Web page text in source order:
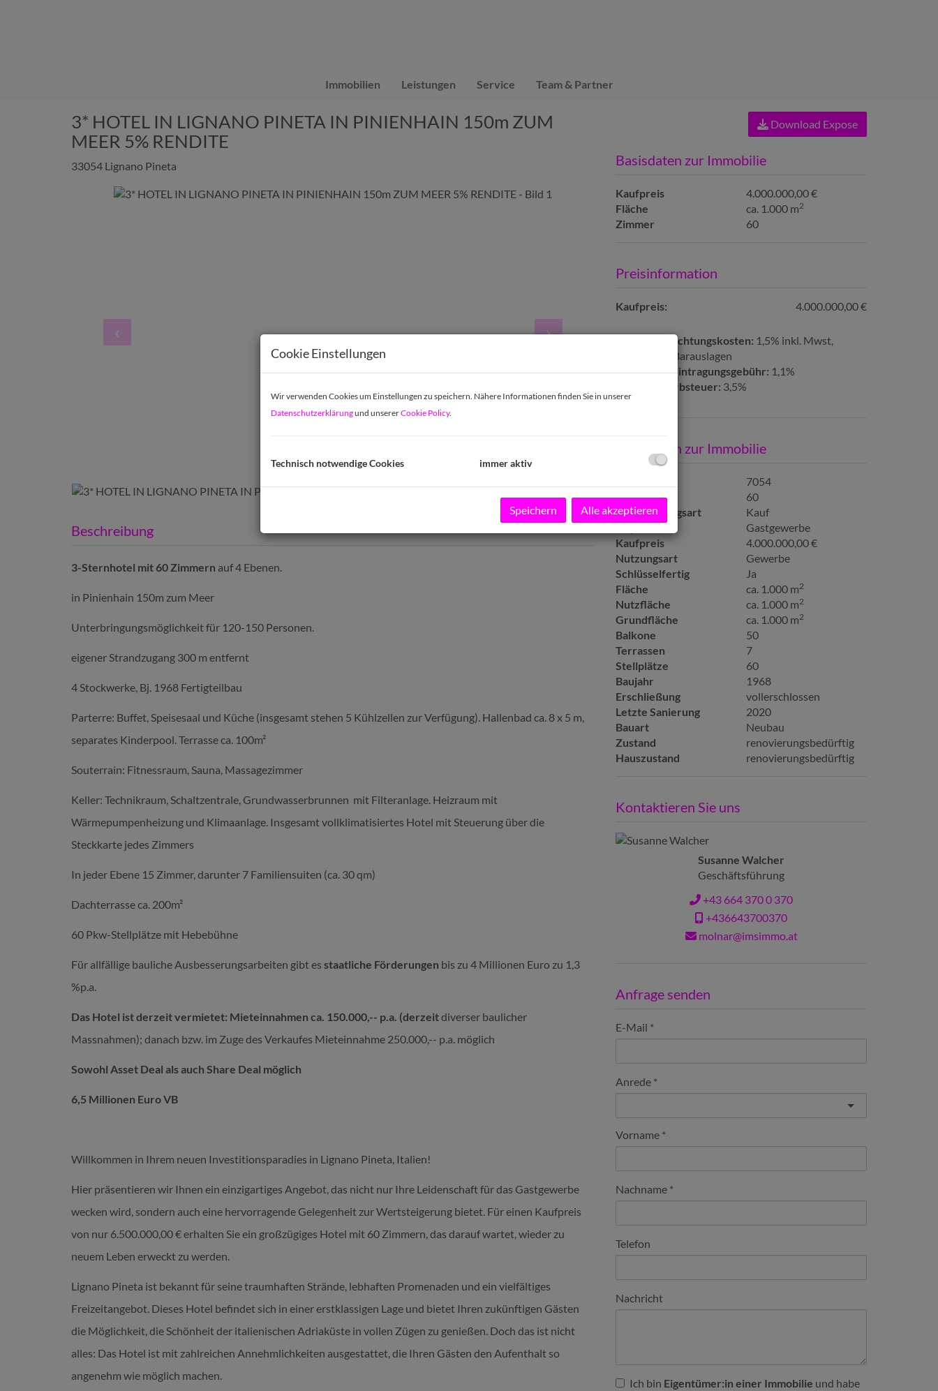
Immobilien Leistungen Service Team & Partner
3* HOTEL IN LIGNANO PINETA IN PINIENHAIN 150m ZUM
MEER 5% RENDITE
33054 Lignano Pineta
Beschreibung
3-Sternhotel mit 60 Zimmern auf 4 Ebenen.
in Pinienhain 150m zum Meer
Unterbringungsmöglichkeit für 120-150 Personen.
eigener Strandzugang 300 m entfernt
4 Stockwerke, Bj. 1968 Fertigteilbau
Parterre: Buffet, Speisesaal und Küche (insgesamt stehen 5 Kühlzellen zur Verfügung). Hallenbad ca. 8 x 5 m,
separates Kinderpool. Terrasse ca. 100m²
Souterrain: Fitnessraum, Sauna, Massagezimmer
Keller: Technikraum, Schaltzentrale, Grundwasserbrunnen mit Filteranlage. Heizraum mit
Wärmepumpenheizung und Klimaanlage. Insgesamt vollklimatisiertes Hotel mit Steuerung über die
Steckkarte jedes Zimmers
In jeder Ebene 15 Zimmer, darunter 7 Familiensuiten (ca. 30 qm)
Dachterrasse ca. 200m²
60 Pkw-Stellplätze mit Hebebühne
Für allfällige bauliche Ausbesserungsarbeiten gibt es staatliche Förderungen bis zu 4 Millionen Euro zu 1,3
%p.a.
Das Hotel ist derzeit vermietet: Mieteinnahmen ca. 150.000,-- p.a. (derzeitdiverser baulicher
Massnahmen); danach bzw. im Zuge des Verkaufes Mieteinnahme 250.000,-- p.a. möglich
Sowohl Asset Deal als auch Share Deal möglich
6,5 Millionen Euro VB
Willkommen in Ihrem neuen Investitionsparadies in Lignano Pineta, Italien!
Hier präsentieren wir Ihnen ein einzigartiges Angebot, das nicht nur Ihre Leidenschaft für das Gastgewerbe
wecken wird, sondern auch eine hervorragende Gelegenheit zur Wertsteigerung bietet. Für einen Kaufpreis
von nur 6.500.000,00 € erhalten Sie ein großzügiges Hotel mit 60 Zimmern, das darauf wartet, wieder zu
neuem Leben erweckt zu werden.
Lignano Pineta ist bekannt für seine traumhaften Strände, lebhaften Promenaden und ein vielfältiges
Freizeitangebot. Dieses Hotel befindet sich in einer erstklassigen Lage und bietet Ihren zukünftigen Gästen
die Möglichkeit, die Schönheit der italienischen Adriaküste in vollen Zügen zu genießen. Doch das ist nicht
alles: Das Hotel ist mit zahlreichen Annehmlichkeiten ausgestattet, die Ihren Gästen den Aufenthalt so
angenehm wie möglich machen.
Download Expose
Basisdaten zur Immobilie
Kaufpreis
4.000.000,00 €
Fläche
ca. 1.000 m2
Zimmer 60
Preisinformation
Kaufpreis: 4.000.000,00 €
Vertragserrichtungskosten: 1,5% inkl. Mwst,
Spesen und Barauslagen
Grundbucheintragungsgebühr: 1,1%
Grunderwerbsteuer: 3,5%
Basisdaten zur Immobilie
7054
Zimmer
60
Vermarktungsart
Kauf
Objektart
Gastgewerbe
Kaufpreis
4.000.000,00 €
Nutzungsart
Gewerbe
Schlüsselfertig
Ja
Fläche
ca. 1.000 m2
Nutzfläche ca. 1.000 m2
Grundfläche ca. 1.000 m2
Balkone
50
Terrassen
7
Stellplätze
60
Baujahr
1968
Erschließung
vollerschlossen
Letzte Sanierung
2020
Bauart
Neubau
Zustand
renovierungsbedürftig
Hauszustand
renovierungsbedürftig
Kontaktieren Sie uns
Susanne Walcher
Geschäftsführung
+43 664 370 0 370
+436643700370
molnar@imsimmo.at
Anfrage senden
E-Mail
Anrede
Vorname
Nachname
Telefon
Nachricht
Ich bin Eigentümer:in einer Immobilie und habe
Cookie Einstellungen
Wir verwenden Cookies um Einstellungen zu speichern. Nähere Informationen finden Sie in unserer
Datenschutzerklärungund unsererCookie Policy.
Technisch notwendige Cookies immer aktiv
Speichern Alle akzeptieren